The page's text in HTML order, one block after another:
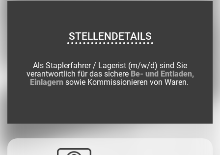
STELLENDETAILS
Als Staplerfahrer / Lagerist (m/w/d) sind Sie
verantwortlich für das sichere Be- und Entladen,
Einlagern sowie Kommissionieren von Waren.